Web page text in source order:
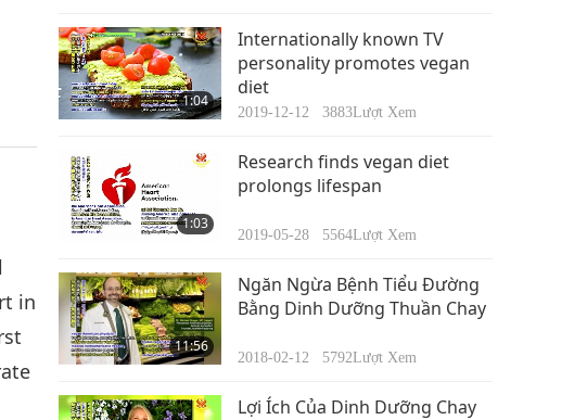
in
1:04
Internationally known TV
personality promotes vegan
diet
2019-12-12 3883Lượt Xem
1:03
Research finds vegan diet
prolongs lifespan
2019-05-28 5564Lượt Xem
11:56
Ngăn Ngừa Bệnh Tiểu Đường
Bằng Dinh Dưỡng Thuần Chay
2018-02-12 5792Lượt Xem
Lợi Ích Của Dinh Dưỡng Chay